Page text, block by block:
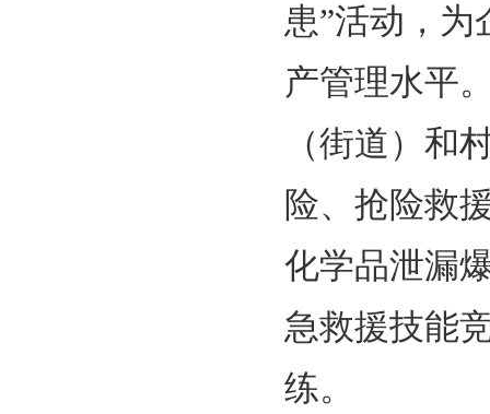
患”活动，
产管理水平
（街道）和
险、抢险救
化学品泄漏
急救援技能
练。